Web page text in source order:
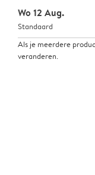
Wo 12 Aug.
Standaard
Als je meerdere
veranderen.